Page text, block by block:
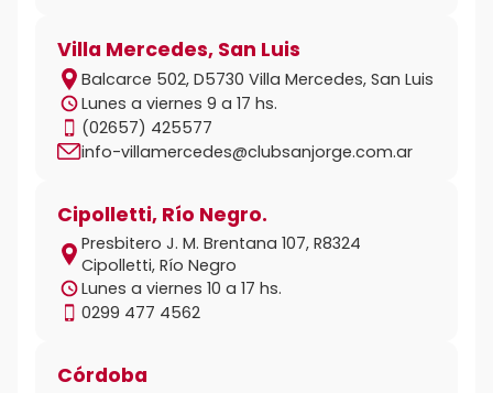
Villa Mercedes, San Luis
Balcarce 502, D5730 Villa Mercedes, San Luis
Lunes a viernes 9 a 17 hs.
(02657) 425577
info-villamercedes@clubsanjorge.com.ar
Cipolletti, Río Negro.
Presbitero J. M. Brentana 107, R8324
Cipolletti, Río Negro
Lunes a viernes 10 a 17 hs.
0299 477 4562
Córdoba